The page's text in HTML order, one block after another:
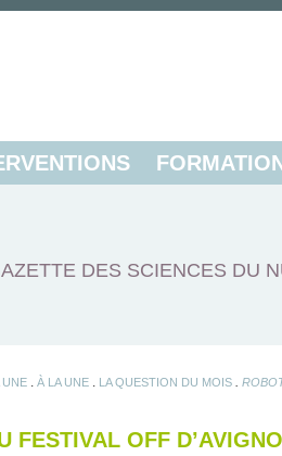
DES SCIENCES DU
UNE À LA UNE LA QUESTION DU MOIS
FESTIVAL OFF